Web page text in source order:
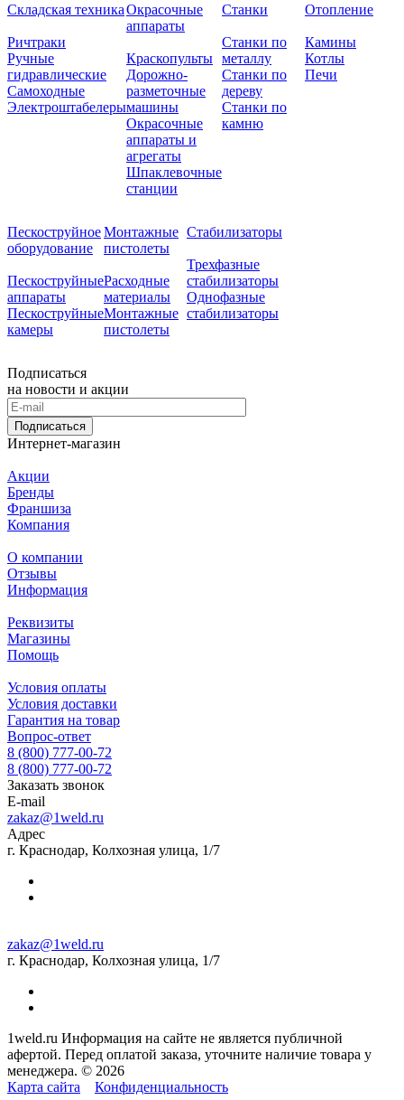
Складская техника
Ричтраки
Ручные
гидравлические
Самоходные
Электроштабелеры
Окрасочные
аппараты
Краскопульты
Дорожно-
разметочные
машины
Окрасочные
аппараты и
агрегаты
Шпаклевочные
станции
Станки
Станки по
металлу
Станки по
дереву
Станки по
камню
Отопление
Камины
Котлы
Печи
Пескоструйное
оборудование
Пескоструйные
аппараты
Пескоструйные
камеры
Монтажные
пистолеты
Расходные
материалы
Монтажные
пистолеты
Стабилизаторы
Трехфазные
стабилизаторы
Однофазные
стабилизаторы
Подписаться
на новости и акции
Подписаться
Интернет-магазин
Акции
Бренды
Франшиза
Компания
О компании
Отзывы
Информация
Реквизиты
Магазины
Помощь
Условия оплаты
Условия доставки
Гарантия на товар
Вопрос-ответ
8 (800) 777-00-72
8 (800) 777-00-72
Заказать звонок
E-mail
zakaz@1weld.ru
Адрес
г. Краснодар, Колхозная улица, 1/7
zakaz@1weld.ru
г. Краснодар, Колхозная улица, 1/7
1weld.ru Информация на сайте не является публичной
афертой. Перед оплатой заказа, уточните наличие товара у
менеджера. © 2026
Карта сайта
Конфиденциальность